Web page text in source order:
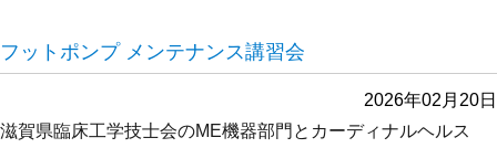
フットポンプ メンテナンス講習会
2026年02月20日
滋賀県臨床工学技士会のME機器部門とカーディナルヘルス